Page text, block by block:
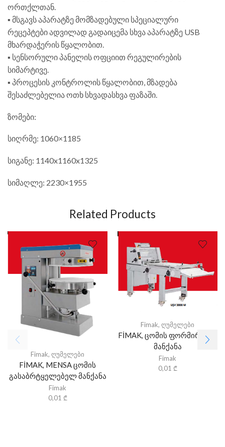
ორთქლთან.
▪️ მსგავს აპარატზე მომზადებული სპეციალური
რეცეპტები ადვილად გადაიცემა სხვა აპარატზე USB
მხარდაჭერის წყალობით.
▪️ სენსორული პანელის ოფციით რეგულირების
სიმარტივე.
▪️ პროცესის კონტროლის წყალობით, მზადება
შესაძლებელია ოთხ სხვადასხვა ფაზაში.
ზომები:
სიღრმე: 1060×1185
სიგანე: 1140x1160x1325
სიმაღლე: 2230×1955
Related Products
Fimak, ღუმელები
FİMAK, MENSA ცომის
გასაბრტყელებელ მანქანა
Fimak
0,01 ₾
Fimak, ღუმელები
FİMAK, ცომის ფორმირების
მანქანა
Fimak
0,01 ₾